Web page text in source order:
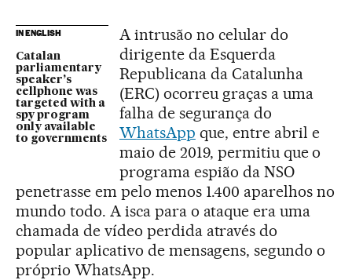
IN ENGLISH
Catalan
parliamentary
speaker’s
cellphone was
targeted with a
spy program
only available
to governments
A intrusão no celular do
dirigente da Esquerda
Republicana da Catalunha
(ERC) ocorreu graças a uma
falha de segurança do
WhatsApp que, entre abril e
maio de 2019, permitiu que o
programa espião da NSO
penetrasse em pelo menos 1.400 aparelhos no
mundo todo. A isca para o ataque era uma
chamada de vídeo perdida através do
popular aplicativo de mensagens, segundo o
próprio WhatsApp.